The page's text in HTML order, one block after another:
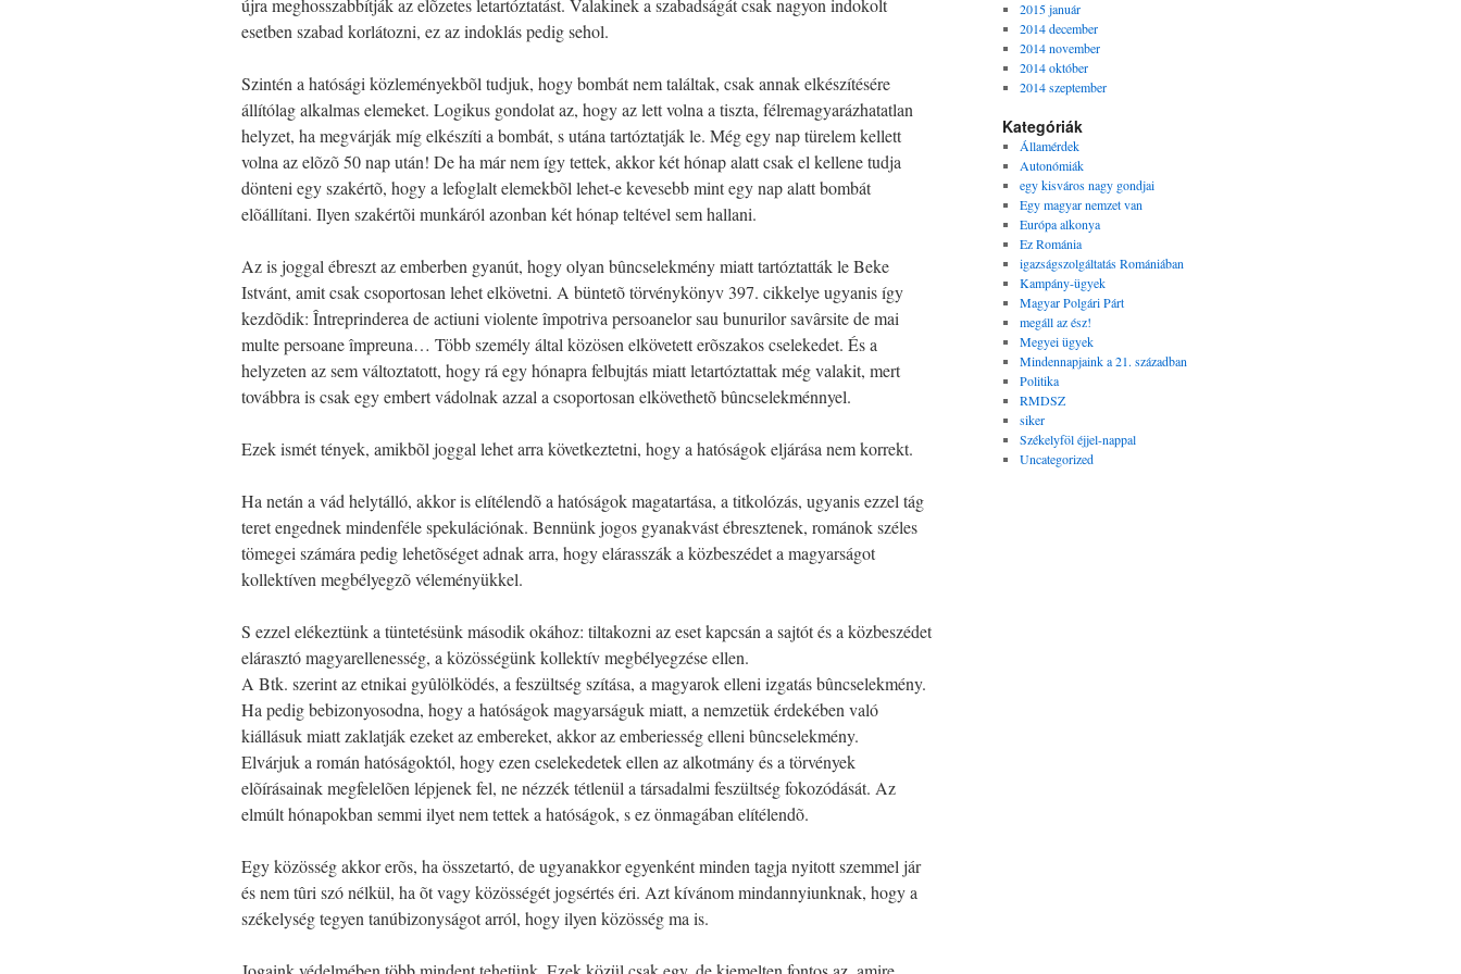
újra meghosszabbítják az elõzetes letartóztatást. Valakinek a szabadságát csak nagyon indokolt
esetben szabad korlátozni, ez az indoklás pedig sehol.
Szintén a hatósági közleményekbõl tudjuk, hogy bombát nem találtak, csak annak elkészítésére
állítólag alkalmas elemeket. Logikus gondolat az, hogy az lett volna a tiszta, félremagyarázhatatlan
helyzet, ha megvárják míg elkészíti a bombát, s utána tartóztatják le. Még egy nap türelem kellett
volna az elõzõ 50 nap után! De ha már nem így tettek, akkor két hónap alatt csak el kellene tudja
dönteni egy szakértõ, hogy a lefoglalt elemekbõl lehet-e kevesebb mint egy nap alatt bombát
elõállítani. Ilyen szakértõi munkáról azonban két hónap teltével sem hallani.
Az is joggal ébreszt az emberben gyanút, hogy olyan bûncselekmény miatt tartóztatták le Beke
Istvánt, amit csak csoportosan lehet elkövetni. A büntetõ törvénykönyv 397. cikkelye ugyanis így
kezdõdik: Întreprinderea de actiuni violente împotriva persoanelor sau bunurilor savârsite de mai
multe persoane împreuna… Több személy által közösen elkövetett erõszakos cselekedet. És a
helyzeten az sem változtatott, hogy rá egy hónapra felbujtás miatt letartóztattak még valakit, mert
továbbra is csak egy embert vádolnak azzal a csoportosan elkövethetõ bûncselekménnyel.
Ezek ismét tények, amikbõl joggal lehet arra következtetni, hogy a hatóságok eljárása nem korrekt.
Ha netán a vád helytálló, akkor is elítélendõ a hatóságok magatartása, a titkolózás, ugyanis ezzel tág
teret engednek mindenféle spekulációnak. Bennünk jogos gyanakvást ébresztenek, románok széles
tömegei számára pedig lehetõséget adnak arra, hogy elárasszák a közbeszédet a magyarságot
kollektíven megbélyegzõ véleményükkel.
S ezzel elékeztünk a tüntetésünk második okához: tiltakozni az eset kapcsán a sajtót és a közbeszédet
elárasztó magyarellenesség, a közösségünk kollektív megbélyegzése ellen.
A Btk. szerint az etnikai gyûlölködés, a feszültség szítása, a magyarok elleni izgatás bûncselekmény.
Ha pedig bebizonyosodna, hogy a hatóságok magyarságuk miatt, a nemzetük érdekében való
kiállásuk miatt zaklatják ezeket az embereket, akkor az emberiesség elleni bûncselekmény.
Elvárjuk a román hatóságoktól, hogy ezen cselekedetek ellen az alkotmány és a törvények
elõírásainak megfelelõen lépjenek fel, ne nézzék tétlenül a társadalmi feszültség fokozódását. Az
elmúlt hónapokban semmi ilyet nem tettek a hatóságok, s ez önmagában elítélendõ.
Egy közösség akkor erõs, ha összetartó, de ugyanakkor egyenként minden tagja nyitott szemmel jár
és nem tûri szó nélkül, ha õt vagy közösségét jogsértés éri. Azt kívánom mindannyiunknak, hogy a
székelység tegyen tanúbizonyságot arról, hogy ilyen közösség ma is.
2015 január
2014 december
2014 november
2014 október
2014 szeptember
Kategóriák
Államérdek
Autonómiák
egy kisváros nagy gondjai
Egy magyar nemzet van
Európa alkonya
Ez Románia
igazságszolgáltatás Romániában
Kampány-ügyek
Magyar Polgári Párt
megáll az ész!
Megyei ügyek
Mindennapjaink a 21. században
Politika
RMDSZ
siker
Székelyföl éjjel-nappal
Uncategorized